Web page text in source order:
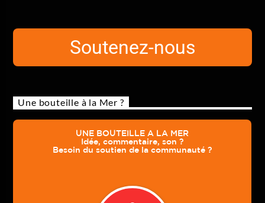
Soutenez-nous
Une bouteille à la Mer ?